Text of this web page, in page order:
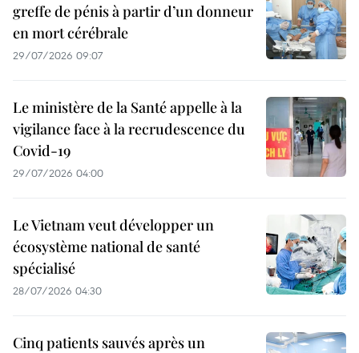
greffe de pénis à partir d’un donneur
en mort cérébrale
29/07/2026 09:07
Le ministère de la Santé appelle à la
vigilance face à la recrudescence du
Covid-19
29/07/2026 04:00
Le Vietnam veut développer un
écosystème national de santé
spécialisé
28/07/2026 04:30
Cinq patients sauvés après un